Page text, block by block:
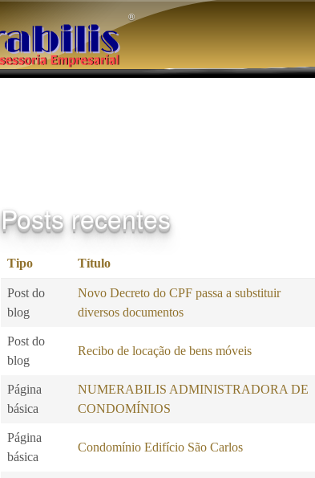
®️
Posts recentes
Tipo Título
Post do
blog
Novo Decreto do CPF passa a substituir
diversos documentos
Post do
blog
Recibo de locação de bens móveis
Página
básica
NUMERABILIS ADMINISTRADORA DE
CONDOMÍNIOS
Página
básica
Condomínio Edifício São Carlos